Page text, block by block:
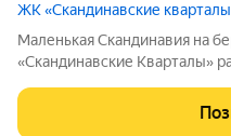
ЖК «Скандинавские
Маленькая Скандинавия на
«Скандинавские Кварталы»
за ней открываются
природу. Уникальная